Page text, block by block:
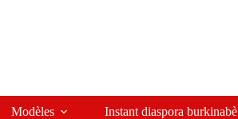
Modèles Instant diaspora burkinabè